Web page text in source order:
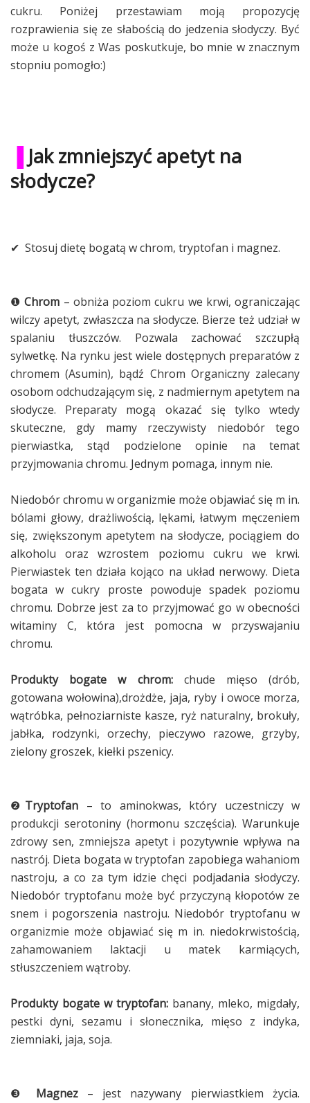
cukru. Poniżej przestawiam moją propozycję
rozprawienia się ze słabością do jedzenia słodyczy. Być
może u kogoś z Was poskutkuje, bo mnie w znacznym
stopniu pomogło:)
Jak zmniejszyć apetyt na
słodycze?
✔ Stosuj dietę bogatą w chrom, tryptofan i magnez.
❶Chrom – obniża poziom cukru we krwi, ograniczając
wilczy apetyt, zwłaszcza na słodycze. Bierze też udział w
spalaniu tłuszczów. Pozwala zachować szczupłą
sylwetkę. Na rynku jest wiele dostępnych preparatów z
chromem (Asumin), bądź Chrom Organiczny zalecany
osobom odchudzającym się, z nadmiernym apetytem na
słodycze. Preparaty mogą okazać się tylko wtedy
skuteczne, gdy mamy rzeczywisty niedobór tego
pierwiastka, stąd podzielone opinie na temat
przyjmowania chromu. Jednym pomaga, innym nie.
Niedobór chromu w organizmie może objawiać się m in.
bólami głowy, drażliwością, lękami, łatwym męczeniem
się, zwiększonym apetytem na słodycze, pociągiem do
alkoholu oraz wzrostem poziomu cukru we krwi.
Pierwiastek ten działa kojąco na układ nerwowy. Dieta
bogata w cukry proste powoduje spadek poziomu
chromu. Dobrze jest za to przyjmować go w obecności
witaminy C, która jest pomocna w przyswajaniu
chromu.
Produkty bogate w chrom:chude mięso (drób,
gotowana wołowina),drożdże, jaja, ryby i owoce morza,
wątróbka, pełnoziarniste kasze, ryż naturalny, brokuły,
jabłka, rodzynki, orzechy, pieczywo razowe, grzyby,
zielony groszek, kiełki pszenicy.
❷ Tryptofan – to aminokwas, który uczestniczy w
produkcji serotoniny (hormonu szczęścia). Warunkuje
zdrowy sen, zmniejsza apetyt i pozytywnie wpływa na
nastrój. Dieta bogata w tryptofan zapobiega wahaniom
nastroju, a co za tym idzie chęci podjadania słodyczy.
Niedobór tryptofanu może być przyczyną kłopotów ze
snem i pogorszenia nastroju. Niedobór tryptofanu w
organizmie może objawiać się m in. niedokrwistością,
zahamowaniem laktacji u matek karmiących,
stłuszczeniem wątroby.
Produkty bogate w tryptofan: banany, mleko, migdały,
pestki dyni, sezamu i słonecznika, mięso z indyka,
ziemniaki, jaja, soja.
❸ Magnez– jest nazywany pierwiastkiem życia.